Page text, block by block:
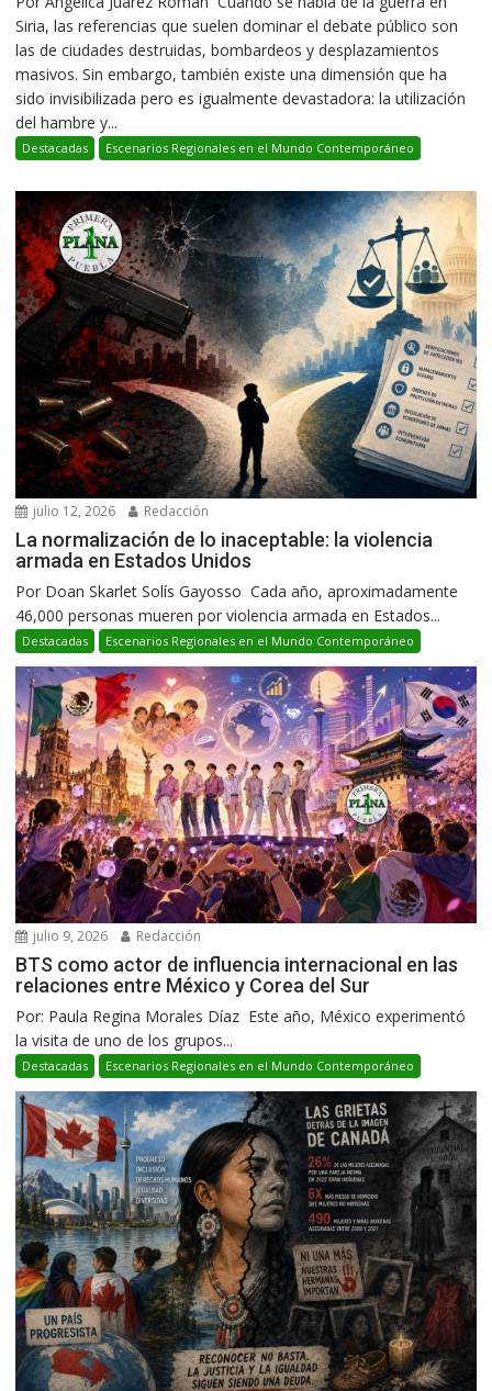
Siria, las referencias que suelen dominar el debate público son
las de ciudades destruidas, bombardeos y desplazamientos
masivos. Sin embargo, también existe una dimensión que ha
sido invisibilizada pero es igualmente devastadora: la utilización
del hambre y...
Destacadas Escenarios Regionales en el Mundo Contemporáneo
julio 12, 2026 Redacción
La normalización de lo inaceptable: la violencia
armada en Estados Unidos
Por Doan Skarlet Solís Gayosso Cada año, aproximadamente
46,000 personas mueren por violencia armada en Estados...
Destacadas Escenarios Regionales en el Mundo Contemporáneo
julio 9, 2026 Redacción
BTS como actor de influencia internacional en las
relaciones entre México y Corea del Sur
Por: Paula Regina Morales Díaz Este año, México experimentó
la visita de uno de los grupos...
Destacadas Escenarios Regionales en el Mundo Contemporáneo